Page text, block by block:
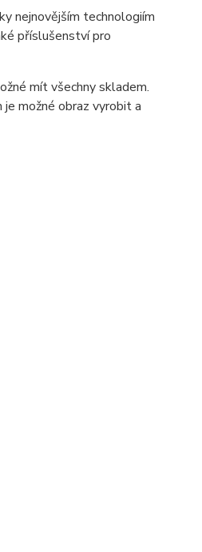
nejnovějším technologiím
příslušenství pro
mít všechny skladem.
možné obraz vyrobit a